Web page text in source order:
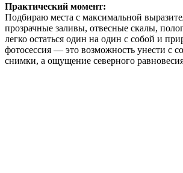
Практический момент:
Подбираю места с максимальной
прозрачные заливы, отвесные скалы,
легко остаться один на один с собой и
фотосессия — это возможность унести с
снимки, а ощущение северного